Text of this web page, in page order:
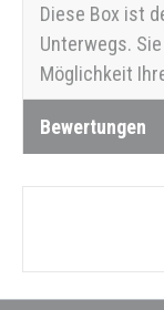
Diese Box ist
Unterwegs.
Möglichkeit
Bewertungen